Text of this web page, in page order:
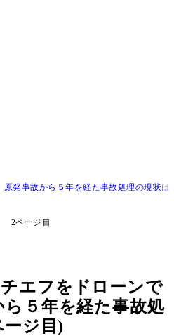
原発事故から５年を経た事故処理の現状は
2ページ目
チエフをドローンで
５年を経た事故処
ジ目)